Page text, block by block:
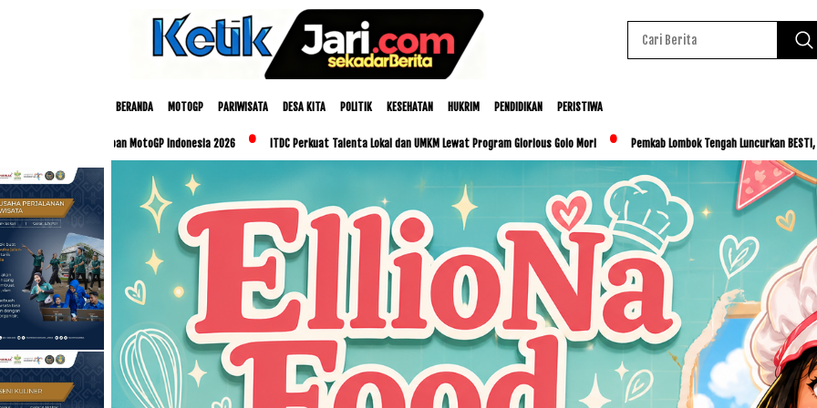
BERANDA MOTOGP PARIWISATA DESA KITA POLITIK KESEHATAN HUKRIM PENDIDIKAN PERISTIWA
MotoGP Indonesia 2026 ITDC Perkuat Talenta Lokal dan UMKM Lewat Program Glorious Golo Mori Pemkab Lombok Tengah Luncurkan BESTI, Libatkan Ribuan